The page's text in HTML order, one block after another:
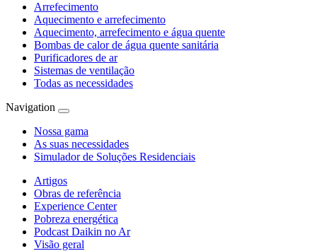
Arrefecimento
Aquecimento e arrefecimento
Aquecimento, arrefecimento e água quente
Bombas de calor de água quente sanitária
Purificadores de ar
Sistemas de ventilação
Todas as necessidades
Navigation
Nossa gama
As suas necessidades
Simulador de Soluções Residenciais
Artigos
Obras de referência
Experience Center
Pobreza energética
Podcast Daikin no Ar
Visão geral